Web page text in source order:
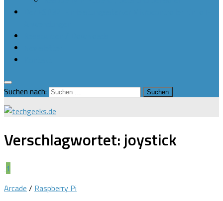
Suchen nach:
Verschlagwortet:joystick
1
Arcade / Raspberry Pi